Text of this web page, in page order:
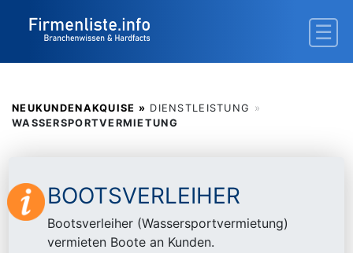
NEUKUNDENAKQUISE » DIENSTLEISTUNG »
WASSERSPORTVERMIETUNG
BOOTSVERLEIHER
Bootsverleiher (Wassersportvermietung)
vermieten Boote an Kunden.